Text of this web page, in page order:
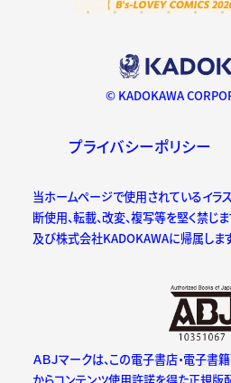
© KADOKAWA
プライバシーポリシー
当ホームページで使用されているイラス
断使用、転載、改変、複写等を堅く禁じ
及び株式会社KADOKAWAに帰属します
ＡＢＪマークは、この電子書店・電子書